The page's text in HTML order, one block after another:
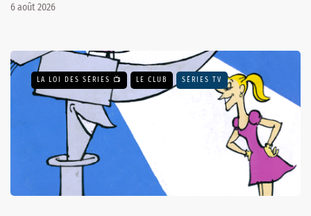
6 août 2026
LA LOI DES SÉRIES 📺 LE CLUB SÉRIES TV